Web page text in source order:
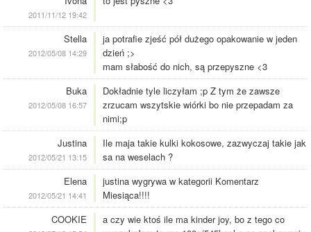
2011/11/12 19:42
Stella
2012/05/08 14:29
ja potrafie zjeść pół dużego opakowanie w jeden
dzień ;>
mam słabość do nich, są przepyszne <3
Buka
2012/05/08 16:57
Dokładnie tyle liczyłam ;p Z tym że zawsze
zrzucam wszytskie wiórki bo nie przepadam za
nimi;p
Justina
2012/05/21 13:15
Ile maja takie kulki kokosowe, zazwyczaj takie jak
sa na weselach ?
Elena
2012/05/21 14:41
justina wygrywa w kategorii Komentarz
Miesiąca!!!!
COOKIE
a czy wie ktoś ile ma kinder joy, bo z tego co